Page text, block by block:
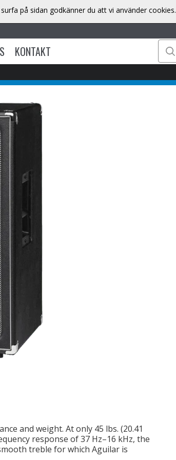
KONTAKT
and weight. At only 45 lbs. (20.41
response of 37 Hz–16 kHz, the
treble for which Aguilar is
på sidan godkänner du att vi använder cookies.